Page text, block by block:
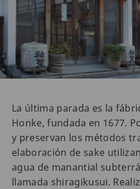
La última parada es la
Honke, fundada en 1677.
y preservan los métodos
elaboración de sake
agua de manantial
llamada shiragikusui.